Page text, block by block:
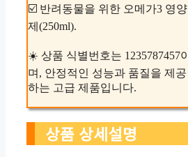
☑️ 반려동물을 위한 오메가3 영양
제(250ml).
☀️ 상품 식별번호는 1235787457이
며, 안정적인 성능과 품질을 제공
하는 고급 제품입니다.
상품 상세설명